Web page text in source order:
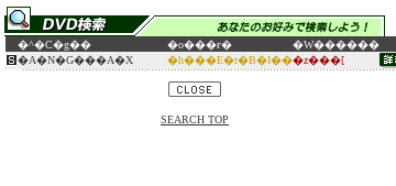
�^�C�g�� �o���ғ�
�W������
�A�N�G���A�X
�h���E�t�B�I���z���[
SEARCH TOP